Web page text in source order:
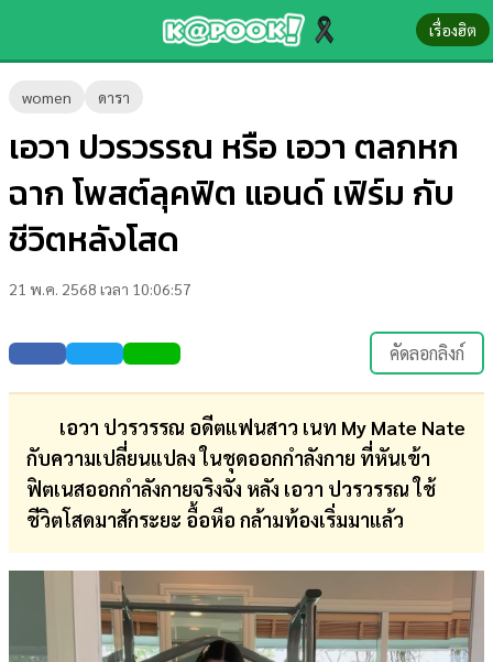
เรื่องฮิต
women ดารา
เอวา ปวรวรรณ หรือ เอวา ตลกหก
ฉาก โพสต์ลุคฟิต แอนด์ เฟิร์ม กับ
ชีวิตหลังโสด
21 พ.ค. 2568 เวลา 10:06:57
คัดลอกลิงก์
เอวา ปวรวรรณ อดีตแฟนสาว เนท My Mate Nate
กับความเปลี่ยนแปลง ในชุดออกกำลังกาย ที่หันเข้า
ฟิตเนสออกกำลังกายจริงจัง หลัง เอวา ปวรวรรณ ใช้
ชีวิตโสดมาสักระยะ อื้อหือ กล้ามท้องเริ่มมาแล้ว
ข่าว-
ความ
รู้
บันเทิง
ตรวจ
หวย
บอล
สด
การ
การ
ศึกษา